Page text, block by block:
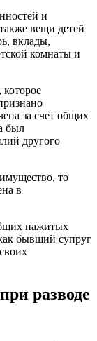
и
вещи детей
вклады,
комнаты и
за счет общих
был
другого
то
в
нажитых
бывший супруг
разводе